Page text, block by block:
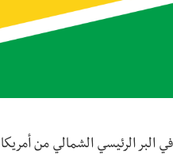
البر الرئيسي الشمالي من أمريكا